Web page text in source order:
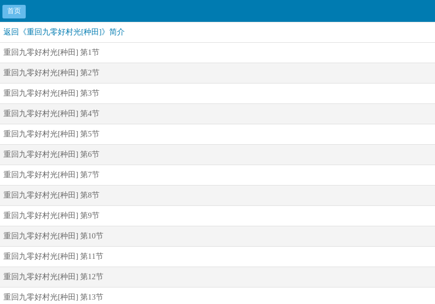
首页
返回《重回九零好村光[种田]》简介
重回九零好村光[种田] 第1节
重回九零好村光[种田] 第2节
重回九零好村光[种田] 第3节
重回九零好村光[种田] 第4节
重回九零好村光[种田] 第5节
重回九零好村光[种田] 第6节
重回九零好村光[种田] 第7节
重回九零好村光[种田] 第8节
重回九零好村光[种田] 第9节
重回九零好村光[种田] 第10节
重回九零好村光[种田] 第11节
重回九零好村光[种田] 第12节
重回九零好村光[种田] 第13节